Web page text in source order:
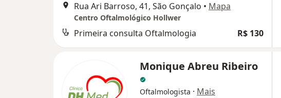
Rua Ari Barroso, 41, São Gonçalo • Mapa
Centro Oftalmológico Hollwer
Primeira consulta Oftalmologia R$ 130
Monique Abreu Ribeiro
Oftalmologista · Mais